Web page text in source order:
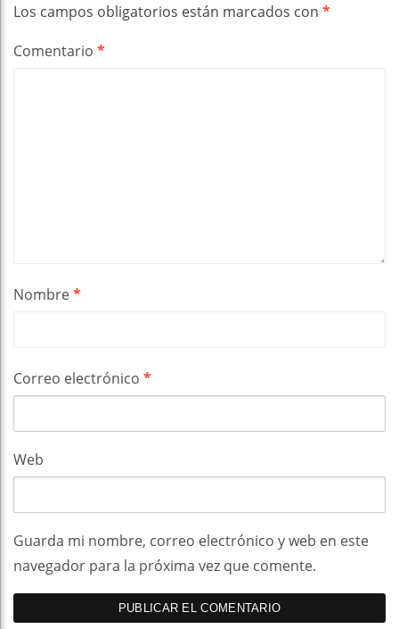
Los campos obligatorios están marcados con *
Comentario *
Nombre*
Correo electrónico *
Web
Guarda mi nombre, correo electrónico y web en este
navegador para la próxima vez que comente.